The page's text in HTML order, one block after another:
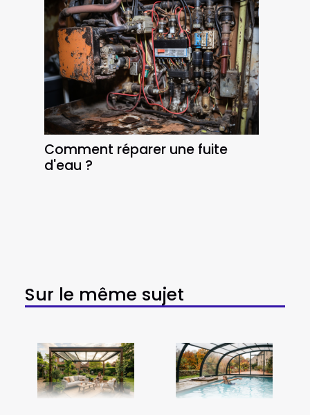
Comment réparer une fuite
d'eau ?
Sur le même sujet